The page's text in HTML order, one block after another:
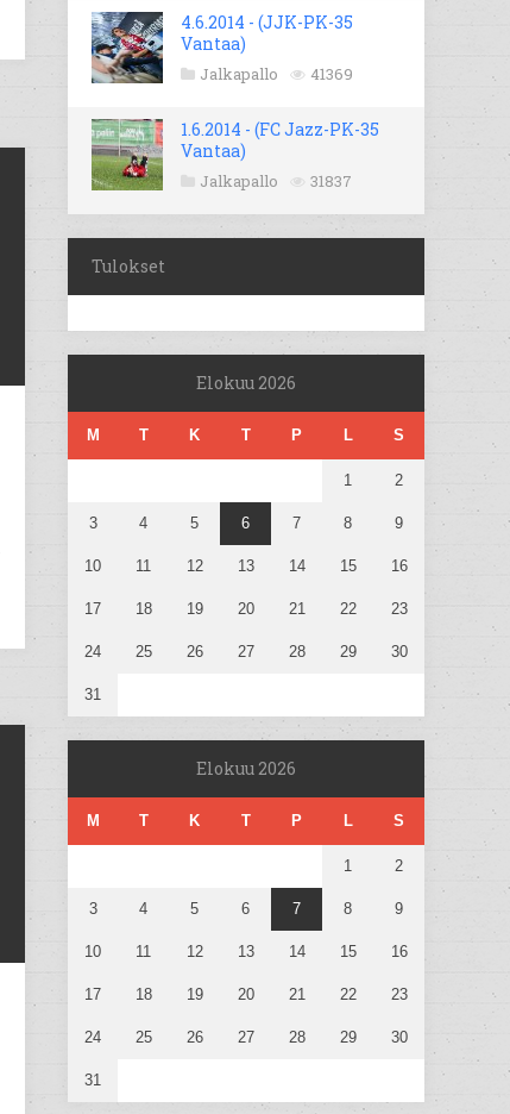
4.6.2014 - (JJK-PK-35
Vantaa)
Jalkapallo 41369
1.6.2014 - (FC Jazz-PK-35
Vantaa)
Jalkapallo 31837
Tulokset
Elokuu 2026
M T K T P L S
1 2
3 4 5 6 7 8 9
10 11 12 13 14 15 16
17 18 19 20 21 22 23
24 25 26 27 28 29 30
31
Elokuu 2026
M T K T P L S
1 2
3 4 5 6 7 8 9
10 11 12 13 14 15 16
17 18 19 20 21 22 23
24 25 26 27 28 29 30
31